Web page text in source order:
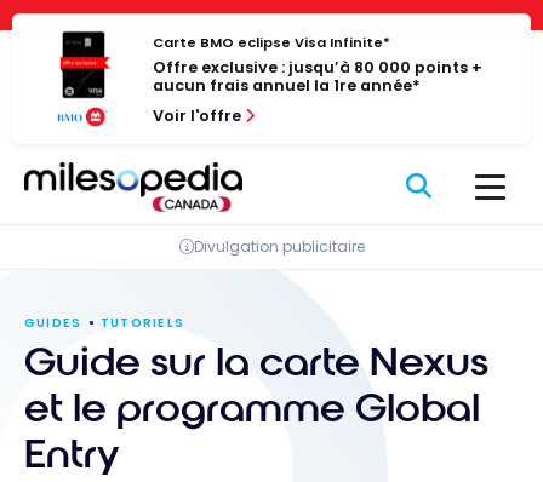
Panneau de gestion des cookies
Passer
contenu
Carte BMO eclipse Visa Infinite*
Offre exclusive : jusqu’à 80 000 points +
aucun frais annuel la 1re année*
Voir l'offre
Divulgation publicitaire
GUIDES TUTORIELS
Guide sur la carte Nexus
et le programme Global
Entry